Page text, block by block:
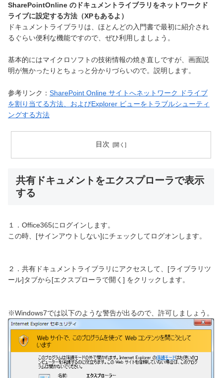
SharePointOnline のドキュメントライブラリをネットワークド
ライブに設定する方法（XPもあるよ）
ドキュメントライブラリは、ほとんどの入門書で最初に紹介され
るぐらい便利な機能ですので、ぜひ利用しましょう。
基本的にはマイクロソフトの技術情報の焼き直しですが、画面説
明が無かったりとちょっと分かりづらいので。説明します。
参考リンク： SharePoint Online サイトへネットワーク ドライブ
を割り当てる方法、およびExplorer ビューをトラブルシューティ
ングする方法
目次
共有ドキュメントをエクスプローラで表示
する
１．Office365にログインします。
この時、[サインアウトしない]にチェックしてログオンします。
２．共有ドキュメントライブラリにアクセスして、[ライブラリツ
ール]タブから[エクスプローラで開く] をクリックします。
※Windows7では以下のような警告が出るので、許可しましょう。